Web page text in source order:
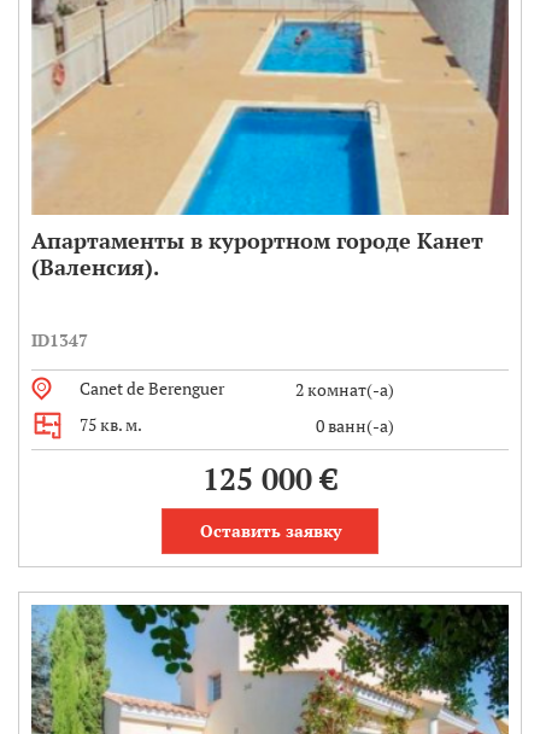
Апартаменты в курортном городе Канет
(Валенсия).
ID1347
Canet de Berenguer
2 комнат(-а)
75 кв. м.
0 ванн(-а)
125 000 €
Оставить заявку